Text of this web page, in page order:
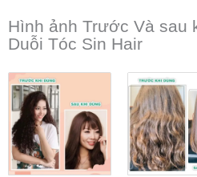
Hình ảnh Trước Và sau
Duỗi Tóc Sin Hair